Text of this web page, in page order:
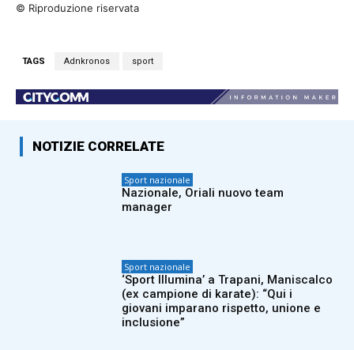
© Riproduzione riservata
TAGS Adnkronos sport
NOTIZIE CORRELATE
Sport nazionale
Nazionale, Oriali nuovo team
manager
Sport nazionale
‘Sport Illumina’ a Trapani, Maniscalco
(ex campione di karate): “Qui i
giovani imparano rispetto, unione e
inclusione”